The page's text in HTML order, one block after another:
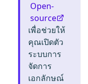
Open-
source
เพื่อช่วยให้
คุณเปิดตัว
ระบบการ
จัดการ
เอกลักษณ์